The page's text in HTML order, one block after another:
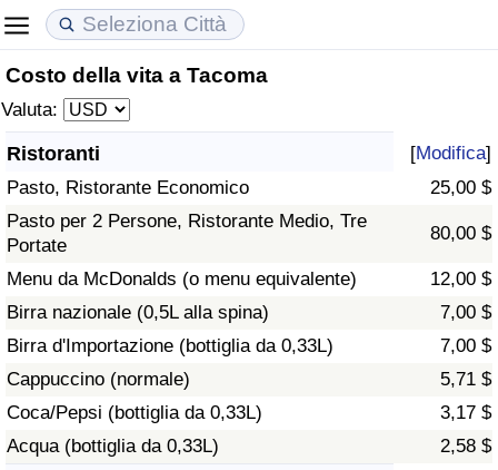
Costo della vita a Tacoma
Valuta:
Ristoranti [Modifica]
Pasto, Ristorante Economico
25,00 $
Pasto per 2 Persone, Ristorante Medio, Tre
Portate
80,00 $
Menu da McDonalds (o menu equivalente)
12,00 $
Birra nazionale (0,5L alla spina)
7,00 $
Birra d'Importazione (bottiglia da 0,33L)
7,00 $
Cappuccino (normale)
5,71 $
Coca/Pepsi (bottiglia da 0,33L)
3,17 $
Acqua (bottiglia da 0,33L)
2,58 $
Costo della vita
Indice Del Costo Della Vita (corrente)
Indice Del Costo Della Vita
Indice del Costo della Vita per Nazione
ad Aqaba
Prezzi degli immobili
Indice del Prezzo delle Case (Corrente)
Indice del Prezzo delle Case
Indice del Prezzo delle Case per Nazione
Qualità della Vita
Indice della Qualità della Vita
Indice della Qualità della Vita (Corrente)
Indice della qualità della vita per Paese
Criminalità
Indice del Tasso di Criminalità (Corrente)
Indice della Criminalità